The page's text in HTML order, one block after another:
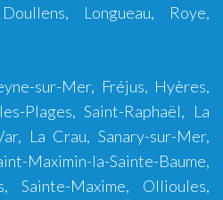
Doullens, Longueau, Roye,
sur-Mer, Fréjus, Hyères,
Plages,Saint-Raphaël, La
, La Crau,Sanary-sur-Mer,
Maximin-la-Sainte-Baume,
, Sainte-Maxime, Ollioules,